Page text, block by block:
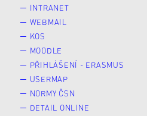
INTRANET
WEBMAIL
KOS
MOODLE
PŘIHLÁŠENÍ - ERASMUS
USERMAP
NORMY ČSN
DETAIL ONLINE